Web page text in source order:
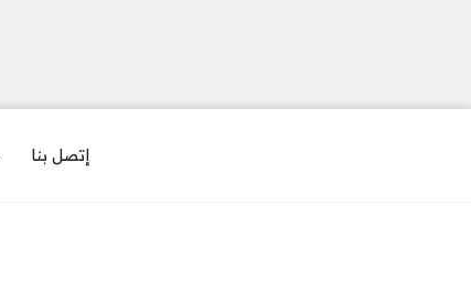
إتصل بنا